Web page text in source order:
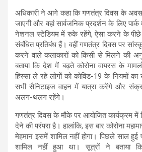
अधिकारी ने आगे कहा कि गणतंत्र दिवस के
जाएगी और वहां सार्वजनिक प्रदर्शन के लिए
नेशनल स्टेडियम में रुके रहेंगे, ऐसा करने के
संबंधित प्रतिबंध हैं। वहीं गणतंत्र दिवस पर
करने वाले कलाकारों को किसी से मिलने की
बताया कि देश में बढ़ते कोरोना वायरस के
हिस्सा ले रहे लोगों को कोविड-19 के नियमों का
सभी सैनिटाइज वाहन में यात्रा करेंगे और
अलग-थलग रहेंगे।
गणतंत्र दिवस के मौके पर आयोजित कार्यक्रम में
देने की परंपरा है। हालांकि, इस बार कोरोना
मेहमान इसमें शामिल नहीं होगा। पिछले साल हुई
शामिल नहीं हुआ था। सूत्रों ने बताया